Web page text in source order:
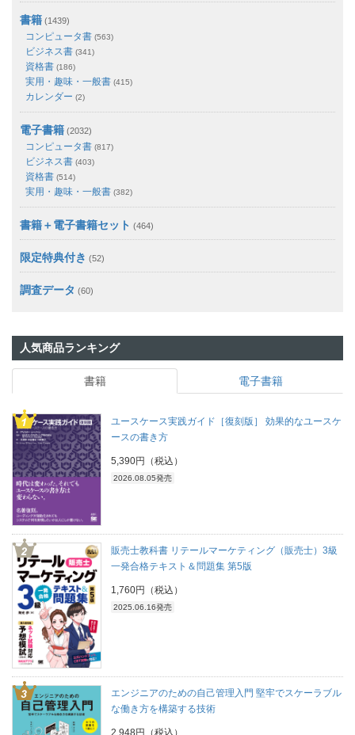
書籍 (1439)
コンピュータ書 (563)
ビジネス書 (341)
資格書 (186)
実用・趣味・一般書 (415)
カレンダー (2)
電子書籍 (2032)
コンピュータ書 (817)
ビジネス書 (403)
資格書 (514)
実用・趣味・一般書 (382)
書籍＋電子書籍セット (464)
限定特典付き (52)
調査データ (60)
人気商品ランキング
書籍 電子書籍
ユースケース実践ガイド［復刻版］ 効果的なユースケ
ースの書き方
5,390円（税込）
2026.08.05発売
販売士教科書 リテールマーケティング（販売士）3級
一発合格テキスト＆問題集 第5版
1,760円（税込）
2025.06.16発売
エンジニアのための自己管理入門 堅牢でスケーラブル
な働き方を構築する技術
2,948円（税込）